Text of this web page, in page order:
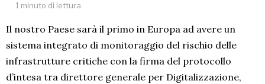
1 minuto di lettura
Il nostro Paese sarà il primo in Europa ad avere un
sistema integrato di monitoraggio del rischio delle
infrastrutture critiche con la firma del protocollo
d’intesa tra direttore generale per Digitalizzazione,